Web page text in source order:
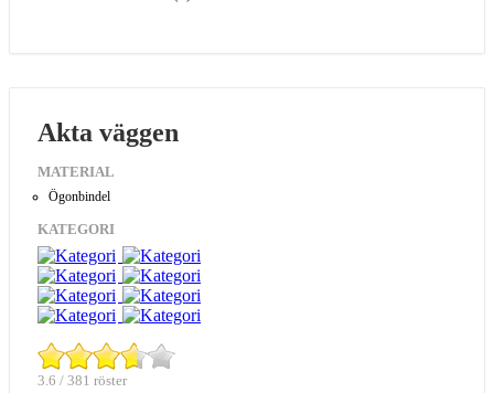
Akta väggen
MATERIAL
Ögonbindel
KATEGORI
3.6 / 381 röster